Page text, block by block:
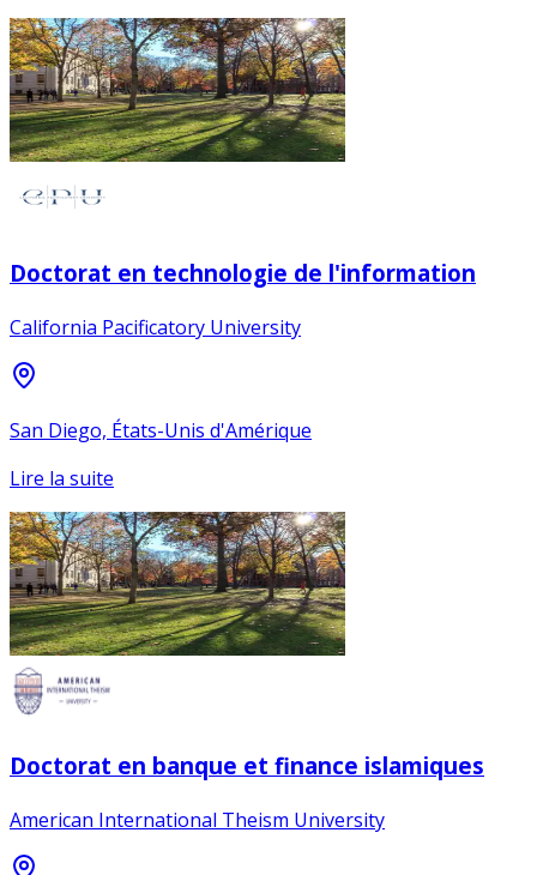
Doctorat en technologie de l'information
California Pacificatory University
San Diego, États-Unis d'Amérique
Lire la suite
Doctorat en banque et finance islamiques
American International Theism University